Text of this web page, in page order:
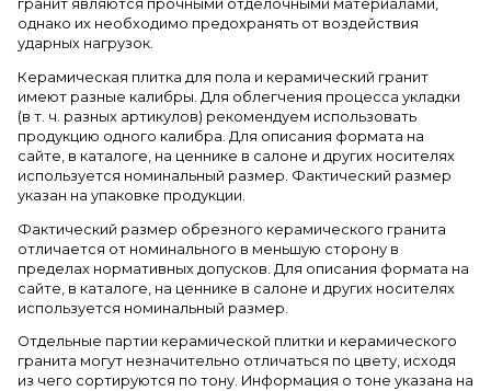
гранит являются прочными отделочными материалами,
однако их необходимо предохранять от воздействия
ударных нагрузок.
Керамическая плитка для пола и керамический гранит
имеют разные калибры. Для облегчения процесса укладки
(в т. ч. разных артикулов) рекомендуем использовать
продукцию одного калибра. Для описания формата на
сайте, в каталоге, на ценнике в салоне и других носителях
используется номинальный размер. Фактический размер
указан на упаковке продукции.
Фактический размер обрезного керамического гранита
отличается от номинального в меньшую сторону в
пределах нормативных допусков. Для описания формата на
сайте, в каталоге, на ценнике в салоне и других носителях
используется номинальный размер.
Отдельные партии керамической плитки и керамического
гранита могут незначительно отличаться по цвету, исходя
из чего сортируются по тону. Информация о тоне указана на